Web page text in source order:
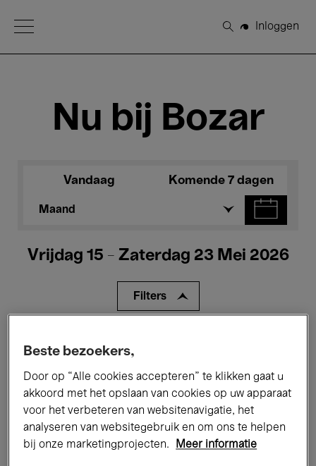
Open Menu
Zoeken
Inloggen
Nu bij Bozar
Vandaag Komende 7 dagen
Maand
Vrijdag 15 - Zaterdag 23 Mei 2026
Filters
Tentoonstellingen Films
Performances Lezingen & Debatten
Jazz Klassieke Muziek Global Music
Beste bezoekers,
Door op “Alle cookies accepteren” te klikken gaat u
akkoord met het opslaan van cookies op uw apparaat
voor het verbeteren van websitenavigatie, het
analyseren van websitegebruik en om ons te helpen
bij onze marketingprojecten.
Meer informatie